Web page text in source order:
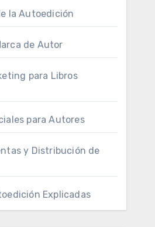
la Autoedición
de Autor
para Libros
para Autores
y Distribución de
Explicadas